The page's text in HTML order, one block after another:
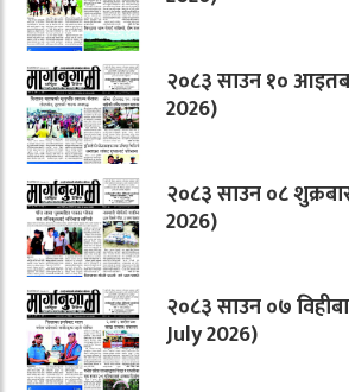
२०८३ साउन १०
2026)
२०८३ साउन ०८
2026)
२०८३ साउन ०७
July 2026)